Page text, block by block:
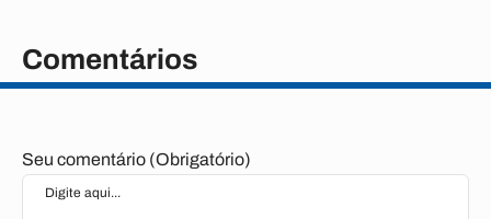
Comentários
Seu comentário (Obrigatório)